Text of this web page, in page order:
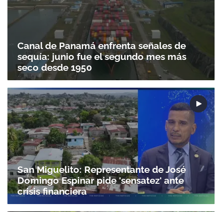
Canal de Panamá enfrenta señales de
sequía: junio fue el segundo mes más
seco desde 1950
San Miguelito: Representante de José
Domingo Espinar pide 'sensatez' ante
crisis financiera